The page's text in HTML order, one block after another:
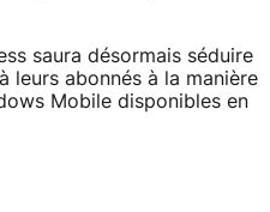
saura désormais séduire
leurs abonnés à la manière
Mobile disponibles en